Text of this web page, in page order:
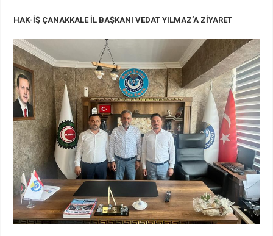
HAK-İŞ ÇANAKKALE İL BAŞKANI VEDAT YILMAZ’A ZİYARET